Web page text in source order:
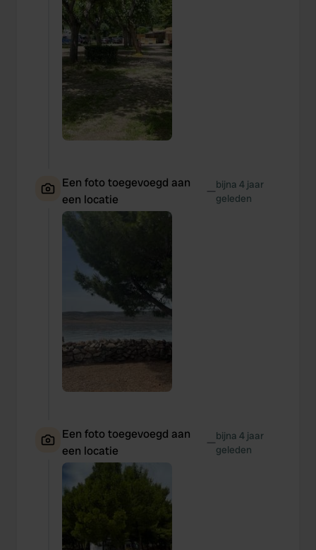
Een foto toegevoegd aan
een locatie
—bijna 4 jaar
geleden
Een foto toegevoegd aan
een locatie
—bijna 4 jaar
geleden